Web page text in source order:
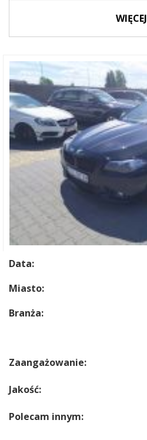
WIĘCEJ
Data:
Miasto:
Branża:
Zaangażowanie:
Jakość:
Polecam innym: